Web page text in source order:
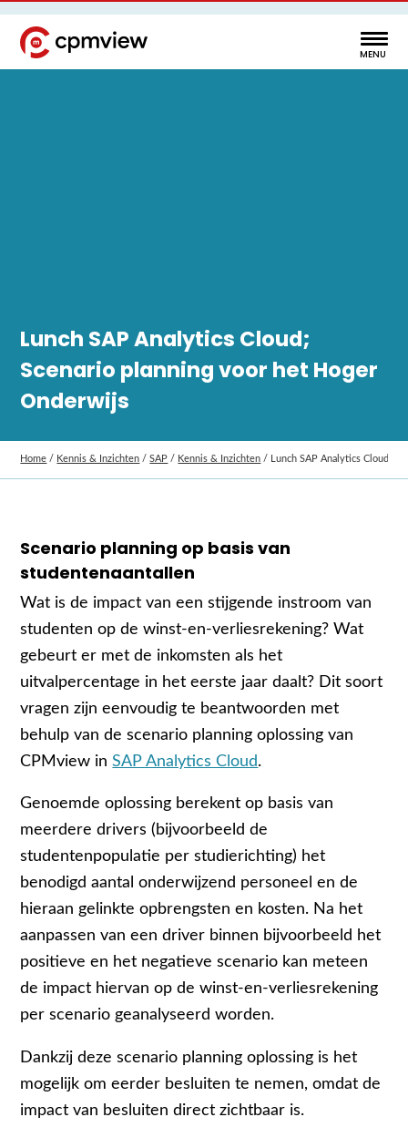
Lunch SAP Analytics Cloud;
Scenario planning voor het Hoger
Onderwijs
Home / Kennis & Inzichten /SAP / Kennis & Inzichten / Lunch SAP Analytics Cloud;
Scenario planning op basis van
studentenaantallen
Wat is de impact van een stijgende instroom van
studenten op de winst-en-verliesrekening? Wat
gebeurt er met de inkomsten als het
uitvalpercentage in het eerste jaar daalt? Dit soort
vragen zijn eenvoudig te beantwoorden met
behulp van de scenario planning oplossing van
CPMview inSAP Analytics Cloud.
Genoemde oplossing berekent op basis van
meerdere drivers (bijvoorbeeld de
studentenpopulatie per studierichting) het
benodigd aantal onderwijzend personeel en de
hieraan gelinkte opbrengsten en kosten. Na het
aanpassen van een driver binnen bijvoorbeeld het
positieve en het negatieve scenario kan meteen
de impact hiervan op de winst-en-verliesrekening
per scenario geanalyseerd worden.
Dankzij deze scenario planning oplossing is het
mogelijk om eerder besluiten te nemen, omdat de
impact van besluiten direct zichtbaar is.